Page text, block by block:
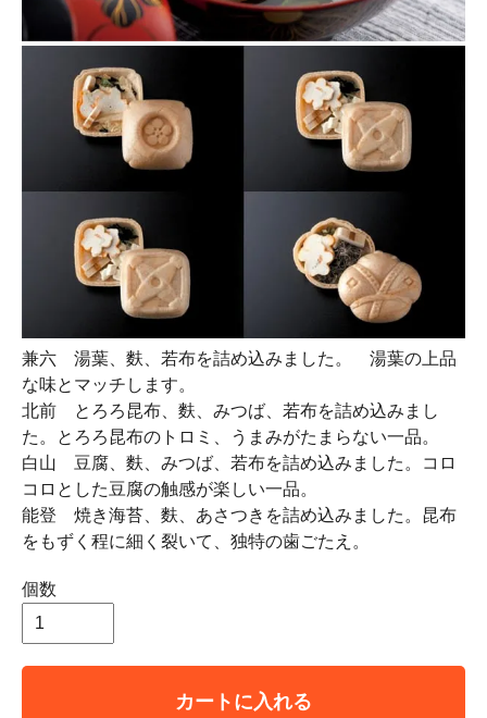
兼六 湯葉、麩、若布を詰め込みました。 湯葉の上品
な味とマッチします。
北前 とろろ昆布、麩、みつば、若布を詰め込みまし
た。とろろ昆布のトロミ、うまみがたまらない一品。
白山 豆腐、麩、みつば、若布を詰め込みました。コロ
コロとした豆腐の触感が楽しい一品。
能登 焼き海苔、麩、あさつきを詰め込みました。昆布
をもずく程に細く裂いて、独特の歯ごたえ。
個数
カートに入れる